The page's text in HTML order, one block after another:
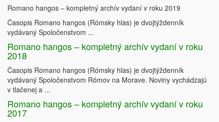
Romano hangos – kompletný archív vydaní v roku 2019
Časopis Romano hangos (Rómsky hlas) je dvojtýždenník
vydávaný Spoločenstvom ...
Romano hangos – kompletný archív vydaní v roku
2018
Časopis Romano hangos (Rómsky hlas) je dvojtýždenník
vydávaný Spoločenstvom Rómov na Morave. Noviny vychádzajú
v tlačenej a ...
Romano hangos – kompletný archív vydaní v roku
2017